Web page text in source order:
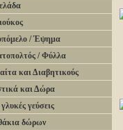
/ Έψημα
/ Φύλλα
και Διαβητικούς
και Δώρα
γεύσεις
δώρων